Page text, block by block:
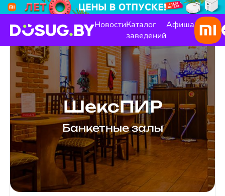
НовостиКаталог
заведений
Афиша
ШексПИР
Банкетные залы